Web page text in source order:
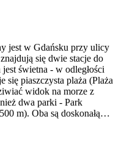
jest w Gdańsku przy ulicy
się dwie stacje do
świetna - w odległości
się piaszczysta plaża (Plaża
widok na morze z
dwa parki - Park
m). Oba są doskonałą
spacer na łonie